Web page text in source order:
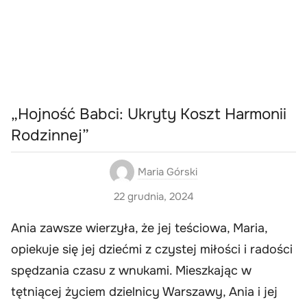
„Hojność Babci: Ukryty Koszt Harmonii
Rodzinnej”
Maria Górski
22 grudnia, 2024
Ania zawsze wierzyła, że jej teściowa, Maria,
opiekuje się jej dziećmi z czystej miłości i radości
spędzania czasu z wnukami. Mieszkając w
tętniącej życiem dzielnicy Warszawy, Ania i jej